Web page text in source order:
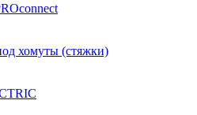
хомуты (стяжки)